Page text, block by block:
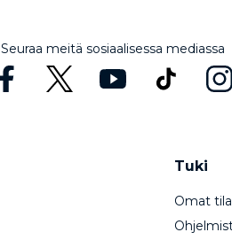
Seuraa meitä sosiaalisessa mediassa
Tuki
Omat